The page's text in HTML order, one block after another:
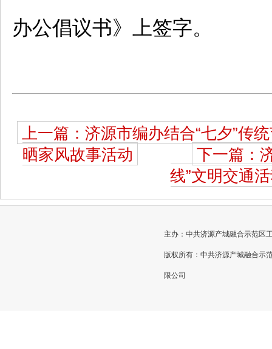
办公倡议书》上签字。
上一篇：济源市编办结合“七夕”传
晒家风故事活动
下一篇：
线”文明交通
主办：中共济源产城融合示范区
版权所有：中共济源产城融合示
限公司